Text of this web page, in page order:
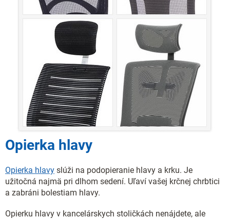
Opierka hlavy
Opierka hlavy slúži na podopieranie hlavy a krku. Je
užitočná najmä pri dlhom sedení. Uľaví vašej krčnej chrbtici
a zabráni bolestiam hlavy.
Opierku hlavy v kancelárskych stoličkách nenájdete, ale